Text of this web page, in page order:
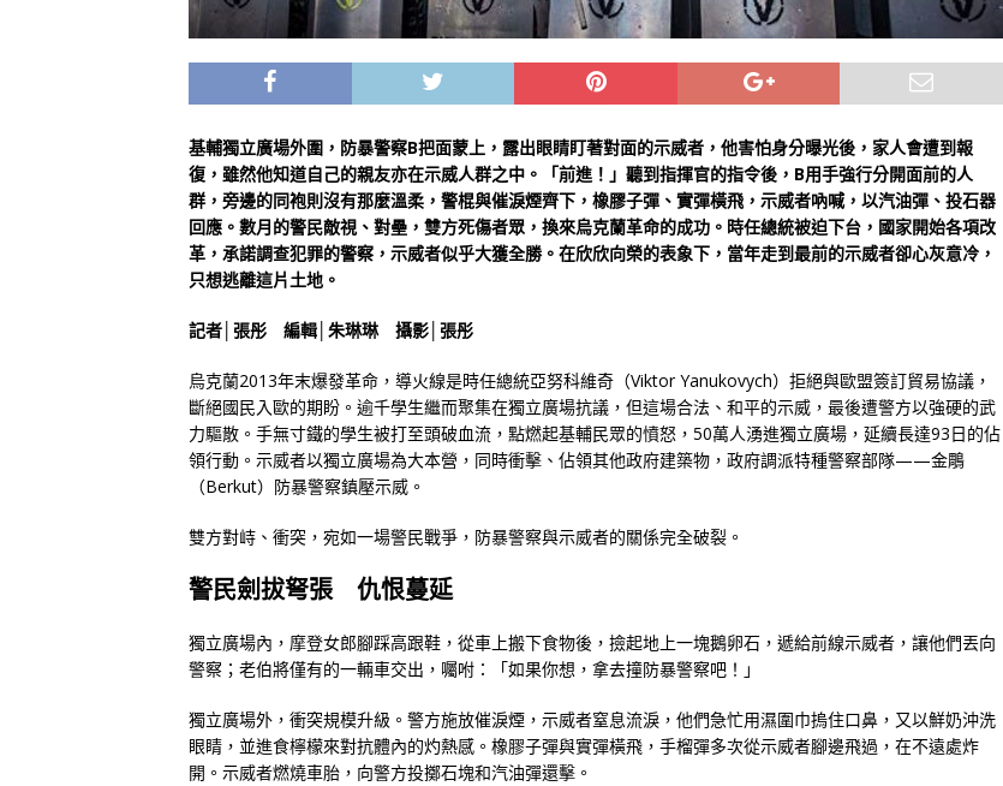
基輔獨立廣場外圍，防暴警察B把面蒙上，露出眼睛盯著對面的示威者，他害怕身分曝光後，家人會遭到報
復，雖然他知道自己的親友亦在示威人群之中。「前進！」聽到指揮官的指令後，B用手強行分開面前的人
群，旁邊的同袍則沒有那麼溫柔，警棍與催淚煙齊下，橡膠子彈、實彈橫飛，示威者吶喊，以汽油彈、投石器
回應。數月的警民敵視、對壘，雙方死傷者眾，換來烏克蘭革命的成功。時任總統被迫下台，國家開始各項改
革，承諾調查犯罪的警察，示威者似乎大獲全勝。在欣欣向榮的表象下，當年走到最前的示威者卻心灰意冷，
只想逃離這片土地。
記者│張彤 編輯│朱琳琳 攝影│張彤
烏克蘭2013年末爆發革命，導火線是時任總統亞努科維奇（Viktor Yanukovych）拒絕與歐盟簽訂貿易協議，
斷絕國民入歐的期盼。逾千學生繼而聚集在獨立廣場抗議，但這場合法、和平的示威，最後遭警方以強硬的武
力驅散。手無寸鐵的學生被打至頭破血流，點燃起基輔民眾的憤怒，50萬人湧進獨立廣場，延續長達93日的佔
領行動。示威者以獨立廣場為大本營，同時衝擊、佔領其他政府建築物，政府調派特種警察部隊——金鵰
（Berkut）防暴警察鎮壓示威。
雙方對峙、衝突，宛如一場警民戰爭，防暴警察與示威者的關係完全破裂。
警民劍拔弩張 仇恨蔓延
獨立廣場內，摩登女郎腳踩高跟鞋，從車上搬下食物後，撿起地上一塊鵝卵石，遞給前線示威者，讓他們丟向
警察；老伯將僅有的一輛車交出，囑咐：「如果你想，拿去撞防暴警察吧！」
獨立廣場外，衝突規模升級。警方施放催淚煙，示威者窒息流淚，他們急忙用濕圍巾摀住口鼻，又以鮮奶沖洗
眼睛，並進食檸檬來對抗體內的灼熱感。橡膠子彈與實彈橫飛，手榴彈多次從示威者腳邊飛過，在不遠處炸
開。示威者燃燒車胎，向警方投擲石塊和汽油彈還擊。